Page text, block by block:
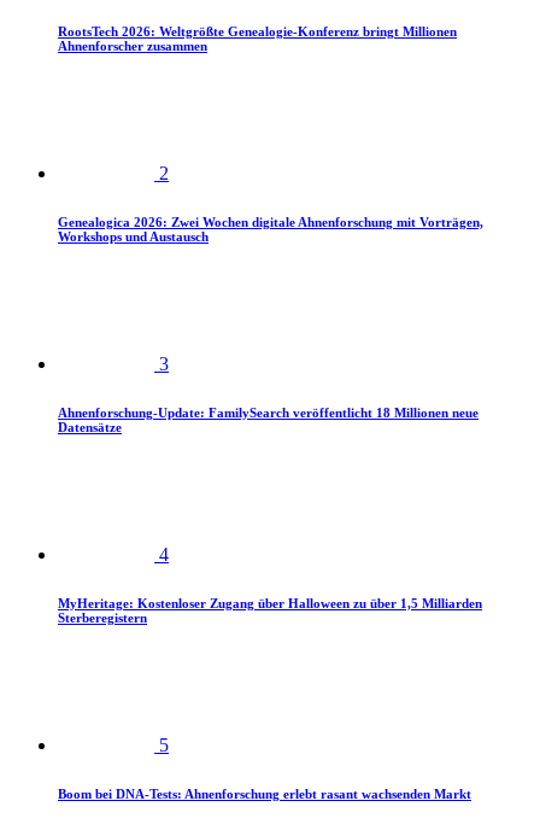
RootsTech 2026: Weltgrößte Genealogie-Konferenz bringt Millionen
Ahnenforscher zusammen
2
Genealogica 2026: Zwei Wochen digitale Ahnenforschung mit Vorträgen,
Workshops und Austausch
3
Ahnenforschung-Update: FamilySearch veröffentlicht 18 Millionen neue
Datensätze
4
MyHeritage: Kostenloser Zugang über Halloween zu über 1,5 Milliarden
Sterberegistern
5
Boom bei DNA-Tests: Ahnenforschung erlebt rasant wachsenden Markt